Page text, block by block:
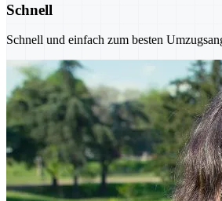
Schnell
Schnell und einfach zum besten